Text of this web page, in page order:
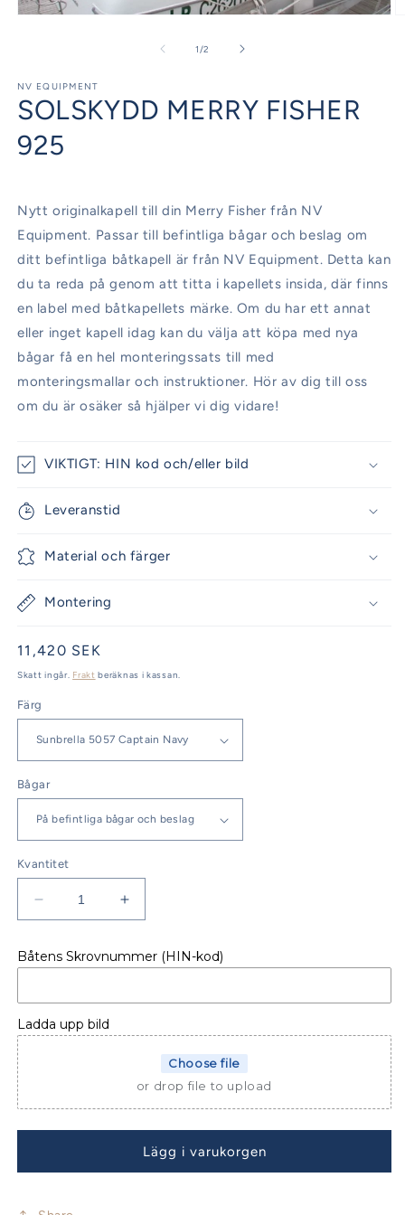
1/av
2
NV EQUIPMENT
SOLSKYDD MERRY FISHER
925
Nytt originalkapell till din Merry Fisher från NV
Equipment. Passar till befintliga bågar och beslag om
ditt befintliga båtkapell är från NV Equipment. Detta kan
du ta reda på genom att titta i kapellets insida, där finns
en label med båtkapellets märke. Om du har ett annat
eller inget kapell idag kan du välja att köpa med nya
bågar få en hel monteringssats till med
monteringsmallar och instruktioner. Hör av dig till oss
om du är osäker så hjälper vi dig vidare!
VIKTIGT: HIN kod och/eller bild
Leveranstid
Material och färger
Montering
Ordinarie
pris
11,420 SEK
Skatt ingår. Frakt beräknas i kassan.
Färg
Bågar
Kvantitet
Minska
kvantitet
SOLSKYDD
FISHER
925
Öka
kvantitet
SOLSKYDD
FISHER
Båtens Skrovnummer (HIN-kod)
Ladda upp bild
Choose file
or drop file to upload
Lägg i varukorgen